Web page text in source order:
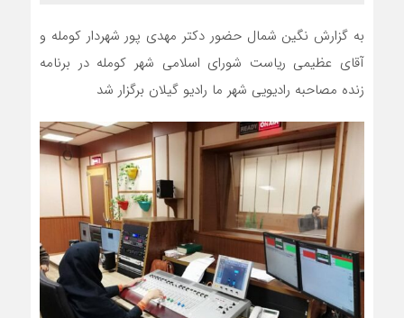
به گزارش نگین شمال حضور دکتر مهدی پور شهردار کومله و
آقای عظیمی ریاست شورای اسلامی شهر کومله در برنامه
زنده مصاحبه رادیویی شهر ما رادیو گیلان برگزار شد